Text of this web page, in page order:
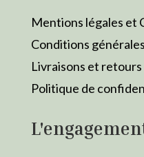
Mentions légales et
Conditions
Livraisons et retours
Politique de